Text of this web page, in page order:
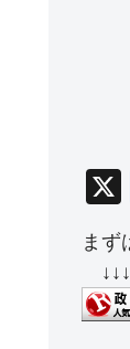
まず